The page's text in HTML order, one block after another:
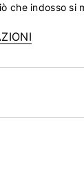
che indosso si